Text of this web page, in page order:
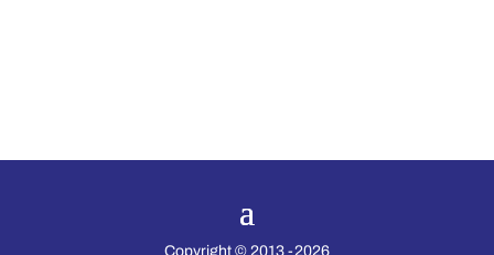
Copyright © 2013 -2026